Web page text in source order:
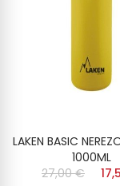
LAKEN BASIC
1000ML
27,00 €